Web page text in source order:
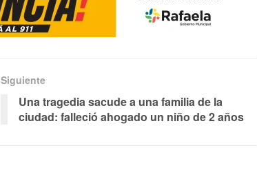
Siguiente
Una tragedia sacude a una familia de la
ciudad: falleció ahogado un niño de 2 años